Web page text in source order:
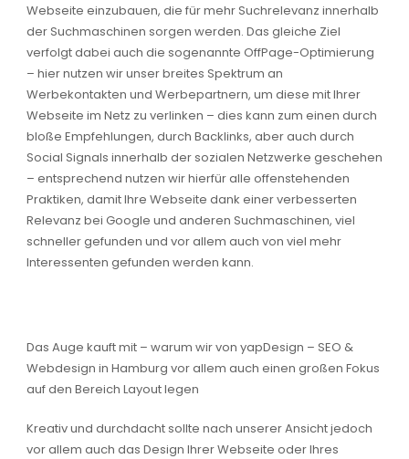
Webseite einzubauen, die für mehr Suchrelevanz innerhalb
der Suchmaschinen sorgen werden. Das gleiche Ziel
verfolgt dabei auch die sogenannte OffPage-Optimierung
– hier nutzen wir unser breites Spektrum an
Werbekontakten und Werbepartnern, um diese mit Ihrer
Webseite im Netz zu verlinken – dies kann zum einen durch
bloße Empfehlungen, durch Backlinks, aber auch durch
Social Signals innerhalb der sozialen Netzwerke geschehen
– entsprechend nutzen wir hierfür alle offenstehenden
Praktiken, damit Ihre Webseite dank einer verbesserten
Relevanz bei Google und anderen Suchmaschinen, viel
schneller gefunden und vor allem auch von viel mehr
Interessenten gefunden werden kann.
Das Auge kauft mit – warum wir von yapDesign – SEO &
Webdesign in Hamburg vor allem auch einen großen Fokus
auf den Bereich Layout legen
Kreativ und durchdacht sollte nach unserer Ansicht jedoch
vor allem auch das Design Ihrer Webseite oder Ihres